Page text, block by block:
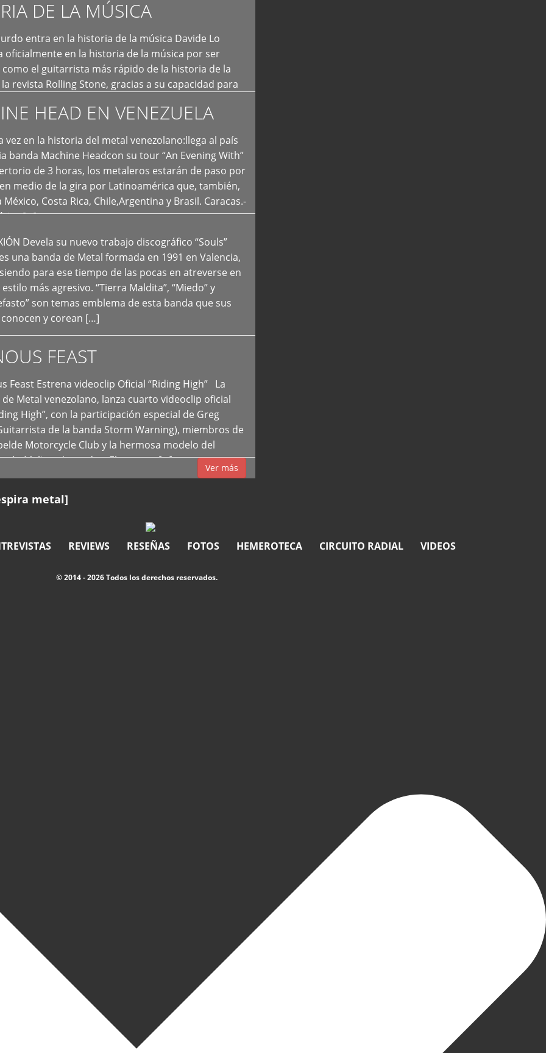
DE LA MÚSICA
entra en la historia de la música Davide Lo
oficialmente en la historia de la música por ser
el guitarrista más rápido de la historia de la
revista Rolling Stone, gracias a su capacidad para
HEAD EN VENEZUELA
vez en la historia del metal venezolano:llega al país
banda Machine Headcon su tour “An Evening With”
de 3 horas, los metaleros estarán de paso por
medio de la gira por Latinoamérica que, también,
México, Costa Rica, Chile,Argentina y Brasil. Caracas.-
[…]
Devela su nuevo trabajo discográfico “Souls”
una banda de Metal formada en 1991 en Valencia,
para ese tiempo de las pocas en atreverse en
más agresivo. “Tierra Maldita”, “Miedo” y
son temas emblema de esta banda que sus
y corean […]
FEAST
Feast Estrena videoclip Oficial “Riding High” La
Metal venezolano, lanza cuarto videoclip oficial
High”, con la participación especial de Greg
de la banda Storm Warning), miembros de
Motorcycle Club y la hermosa modelo del
Melissa Acevedo. El potente […]
Ver más
metal]
REVIEWS RESEÑAS FOTOS HEMEROTECA CIRCUITO RADIAL VIDEOS
© 2014 - 2026 Todos los derechos reservados.